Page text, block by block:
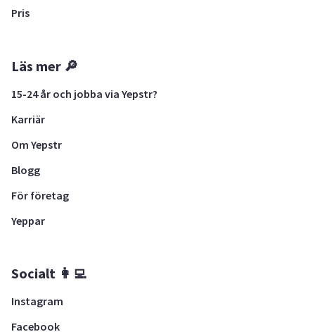
Pris
Läs mer 🔎
15-24 år och jobba via Yepstr?
Karriär
Om Yepstr
Blogg
För företag
Yeppar
Socialt 👩‍💻
Instagram
Facebook